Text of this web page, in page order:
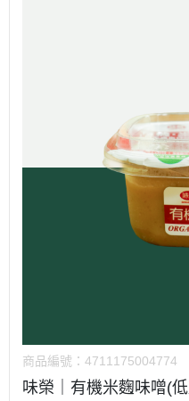
商品編號： 4711175004774
味榮｜有機米麴味噌(